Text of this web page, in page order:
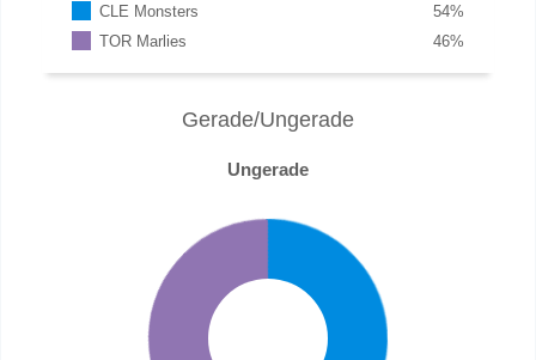
CLE Monsters %
54
TOR Marlies
%
46
Gerade/Ungerade
Ungerade